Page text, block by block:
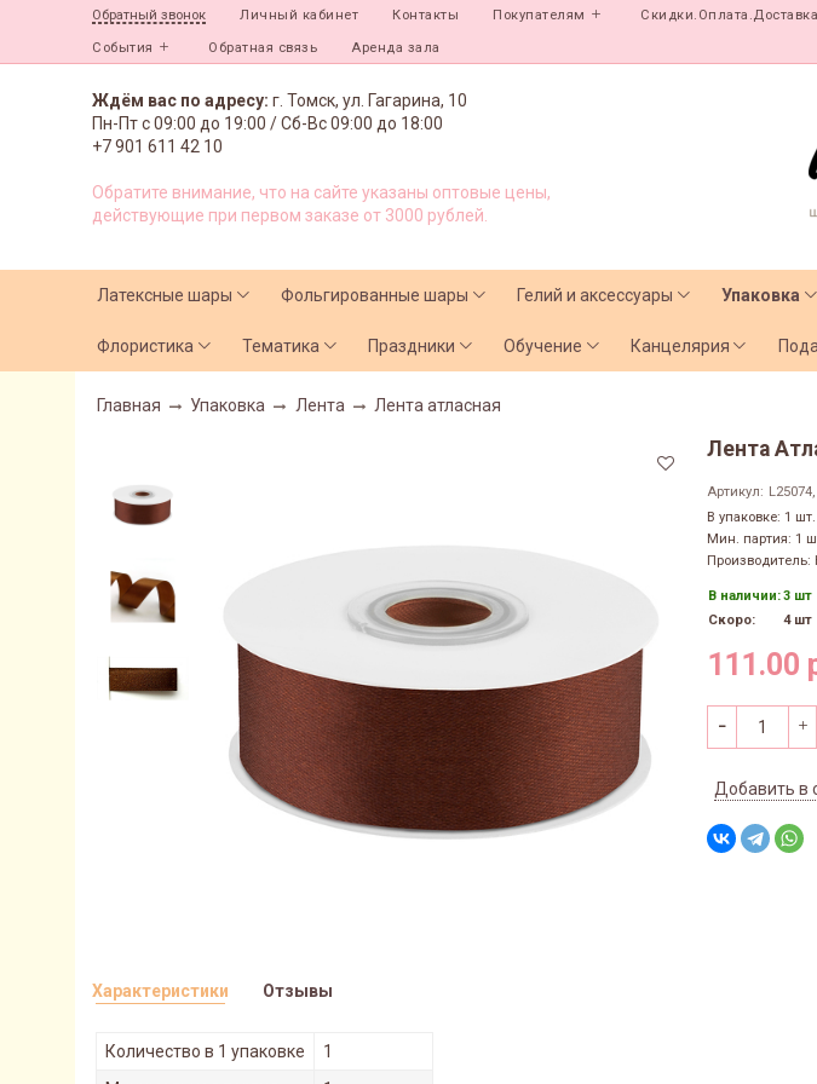
Обратный звонок Личный кабинет Контакты Покупателям Скидки.Оплата.Доставка
События Обратная связь Аренда зала
Ждём вас по адресу: г. Томск, ул. Гагарина, 10
Пн-Пт с09:00 до 19:00 /Сб-Вс 09:00 до 18:00
+7 901 611 42 10
Обратите внимание, что на сайте указаны оптовые цены,
действующие при первом заказе от 3000 рублей.
Латексные шары Фольгированные шары Гелий и аксессуары Упаковка
Флористика Тематика Праздники Обучение Канцелярия
Главная Упаковка Лента Лента атласная
Лента
Артикул:
В упаковке: 1 шт.
Мин. партия: 1
Производитель:
В наличии:3 шт
Скоро:
4 шт
111.00
Добавить в
Характеристики
Количество в 1 упаковке
1
Отзывы